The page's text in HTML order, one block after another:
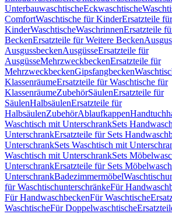
UnterbauwaschtischeEckwaschtische
ComfortWaschtische für KinderErsatzteile
KinderWaschtischeWaschrinnenErsatzteile
BeckenErsatzteile für Weitere Becken
AusgussbeckenAusgüsseErsatzteile für
AusgüsseMehrzweckbeckenErsatzteile für
MehrzweckbeckenGipsfangbecken
KlassenräumeErsatzteile für Waschtische für
KlassenräumeZubehörSäulenErsatzteile für
SäulenHalbsäulenErsatzteile für
HalbsäulenZubehörAblaufkappen
Waschtisch mit UnterschrankSets
UnterschrankErsatzteile für Sets
UnterschrankSets Waschtisch mit
Waschtisch mit UnterschrankSets
UnterschrankErsatzteile für Sets
UnterschrankBadezimmermöbel
für WaschtischunterschränkeFür
Für HandwaschbeckenFür Waschtische
WaschtischeFür Doppelwaschtische